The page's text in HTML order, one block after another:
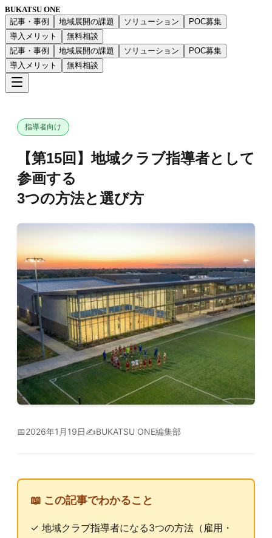
BUKATSU ONE
記事・事例
地域展開の課題 ソリューション
POC募集
導入メリット
無料相談
記事・事例
地域展開の課題 ソリューション
POC募集
導入メリット
無料相談
指導者向け
【第15回】地域クラブ指導者として
参画する
3つの方法と選び方
📅2026年1月19日✍️BUKATSU ONE編集部
📖 この記事でわかること
✓ 地域クラブ指導者になる3つの方法（雇用・